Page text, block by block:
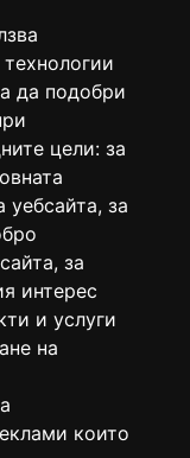
да подобри
цели: за
уебсайта, за
, за
интерес
и услуги
на
които